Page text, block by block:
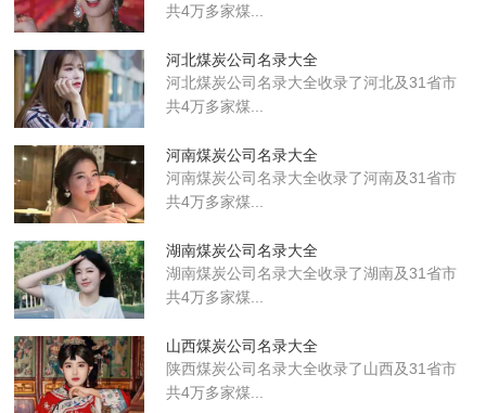
共4万多家煤...
河北煤炭公司名录大全
河北煤炭公司名录大全收录了河北及31省市
共4万多家煤...
河南煤炭公司名录大全
河南煤炭公司名录大全收录了河南及31省市
共4万多家煤...
湖南煤炭公司名录大全
湖南煤炭公司名录大全收录了湖南及31省市
共4万多家煤...
山西煤炭公司名录大全
陕西煤炭公司名录大全收录了山西及31省市
共4万多家煤...